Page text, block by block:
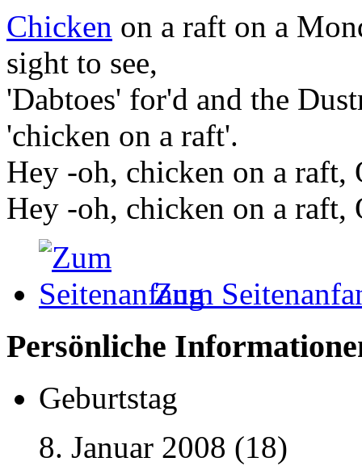
Chicken on a raft on a
sight to see,
'Dabtoes' for'd and the
'chicken on a raft'.
Hey -oh, chicken on a raft,
Hey -oh, chicken on a raft,
Zum
Persönliche
Geburtstag
8. Januar 2008 (18)